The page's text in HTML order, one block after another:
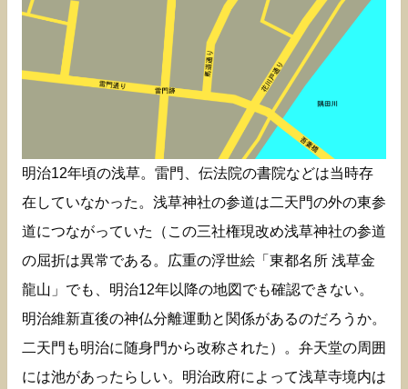
明治12年頃の浅草。雷門、伝法院の書院などは当時存
在していなかった。浅草神社の参道は二天門の外の東参
道につながっていた（この三社権現改め浅草神社の参道
の屈折は異常である。広重の浮世絵「東都名所 浅草金
龍山」でも、明治12年以降の地図でも確認できない。
明治維新直後の神仏分離運動と関係があるのだろうか。
二天門も明治に随身門から改称された）。弁天堂の周囲
には池があったらしい。明治政府によって浅草寺境内は